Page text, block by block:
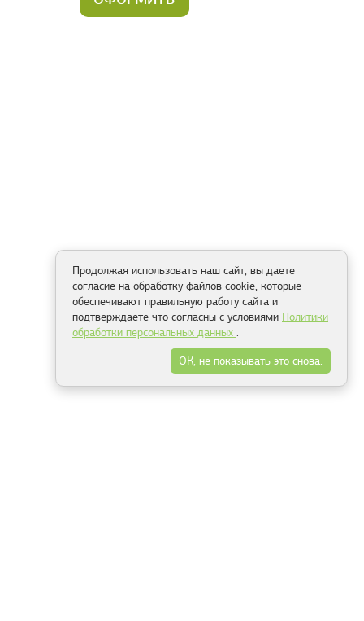
Продолжая использовать наш сайт, вы даете
согласие на обработку файлов cookie, которые
обеспечивают правильную работу сайта и
подтверждаете что согласны с условиями Политики
обработки персональных данных .
ОК, не показывать это снова.